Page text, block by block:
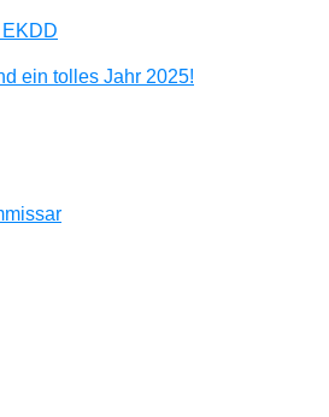
ein tolles Jahr 2025!